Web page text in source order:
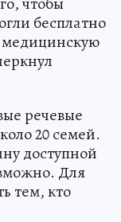
бесплатно
медицинскую
речевые
20 семей.
доступной
Для
тем, кто